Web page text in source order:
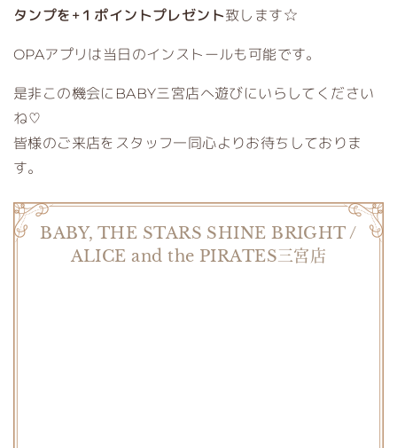
タンプを+１ポイントプレゼント致します☆
OPAアプリは当日のインストールも可能です。
是非この機会にBABY三宮店へ遊びにいらしてください
ね♡
皆様のご来店をスタッフ一同心よりお待ちしておりま
す。
BABY, THE STARS SHINE BRIGHT /
ALICE and the PIRATES三宮店